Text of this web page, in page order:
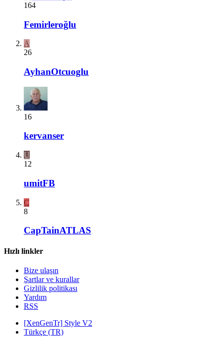
164
Femirleroğlu
A
26
AyhanOtcuoglu
16
kervanser
U
12
umitFB
C
8
CapTainATLAS
Hızlı linkler
Bize ulaşın
Şartlar ve kurallar
Gizlilik politikası
Yardım
RSS
[XenGenTr] Style V2
Türkçe (TR)